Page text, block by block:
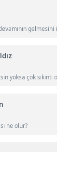
gelmesini
yoksa çok sıkıntı
ne olur?